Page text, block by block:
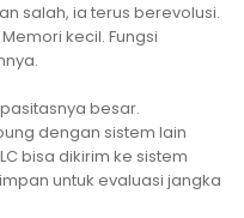
salah, ia terus berevolusi.
kecil. Fungsi
besar.
dengan sistem lain
bisa dikirim ke sistem
untuk evaluasi jangka